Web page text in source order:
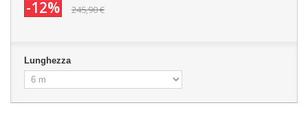
-12% 245,90 €
Lunghezza